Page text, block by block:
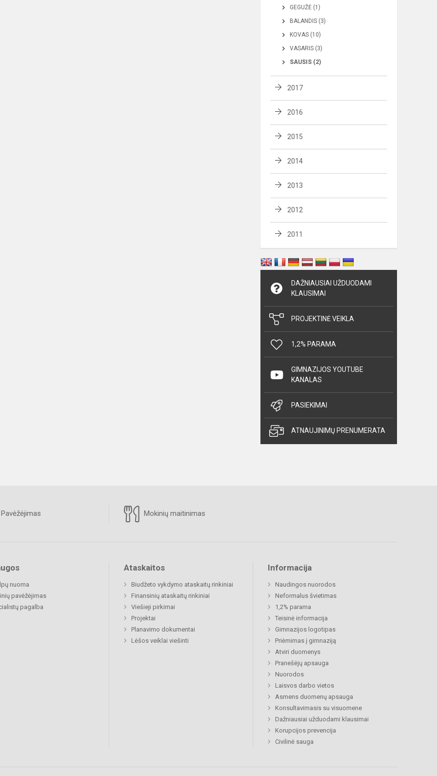
GEGUŽĖ (1)
BALANDIS (3)
KOVAS (10)
VASARIS (3)
SAUSIS (2)
2017
2016
2015
2014
2013
2012
2011
DAŽNIAUSIAI UŽDUODAMI
KLAUSIMAI
PROJEKTINĖ VEIKLA
1,2% PARAMA
GIMNAZIJOS YOUTUBE
KANALAS
PASIEKIMAI
ATNAUJINIMŲ PRENUMERATA
Pavėžėjimas Mokinių maitinimas
nuoma
pavėžėjimas
pagalba
Ataskaitos
Biudžeto vykdymo ataskaitų rinkiniai
Finansinių ataskaitų rinkiniai
Viešieji pirkimai
Projektai
Planavimo dokumentai
Lėšos veiklai viešinti
Informacija
Naudingos nuorodos
Neformalus švietimas
1,2% parama
Teisinė informacija
Gimnazijos logotipas
Priėmimas į gimnaziją
Atviri duomenys
Pranešėjų apsauga
Nuorodos
Laisvos darbo vietos
Asmens duomenų apsauga
Konsultavimasis su visuomene
Dažniausiai užduodami klausimai
Korupcijos prevencija
Civilinė sauga